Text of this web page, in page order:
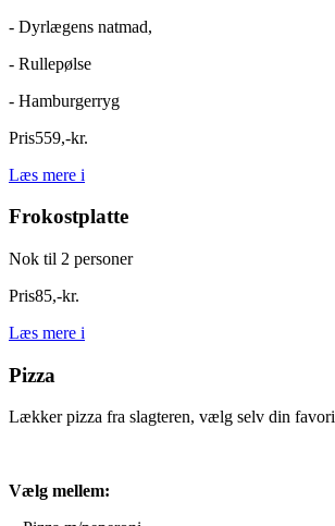
- Dyrlægens natmad,
- Rullepølse
- Hamburgerryg
Pris559,-kr.
Læs mere i
Frokostplatte
Nok til 2 personer
Pris85,-kr.
Læs mere i
Pizza
Lækker pizza fra slagteren, vælg selv din
Vælg mellem: